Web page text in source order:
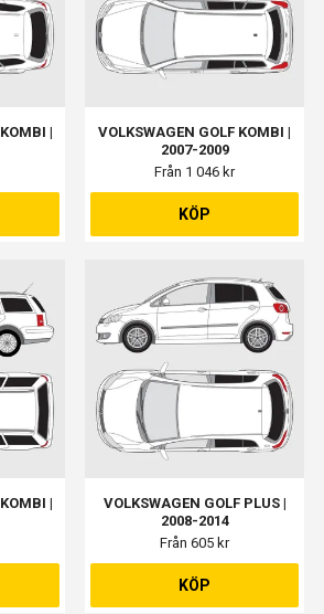
|
VOLKSWAGEN GOLF KOMBI |
2007-2009
Från 1 046 kr
KÖP
|
VOLKSWAGEN GOLF PLUS |
2008-2014
Från 605 kr
KÖP